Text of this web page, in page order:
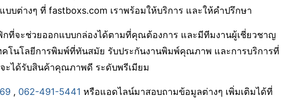
บบต่างๆ ที่ fastboxs.com เราพร้อมให้บริการ และให้คำปรึกษา
กที่จะช่วยออกแบบกล่องได้ตามที่คุณต้องการ และมีทีมงานผู้เชี่ยวชาญ
โนโลยีการพิมพ์ที่ทันสมัย รับประกันงานพิมพ์คุณภาพ และการบริการที่
ะได้รับสินค้าคุณภาพดี ระดับพรีเมียม
, 062-491-5441 หรือแอดไลน์มาสอบถามข้อมูลต่างๆ เพิ่มเติมได้ที่